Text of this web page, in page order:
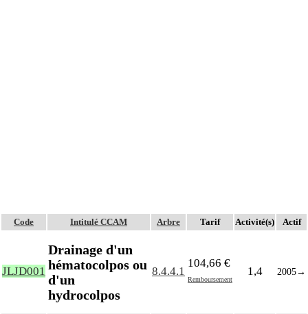
Code Intitulé CCAM Arbre Tarif Activité(s) Actif
JLJD001
Drainage d'un
hématocolpos ou
d'un
hydrocolpos
8.4.4.1
104,66 €
Remboursement
1,4 2005→